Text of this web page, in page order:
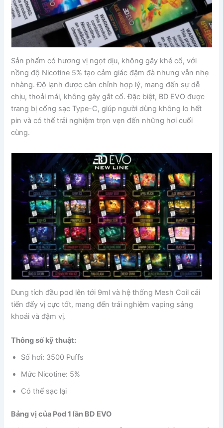
Sản phẩm có hương vị ngọt dịu, không gây khé cổ, với
nồng độ Nicotine 5% tạo cảm giác đậm đà nhưng vẫn nhẹ
nhàng. Độ lạnh được cân chỉnh hợp lý, mang đến sự dễ
chịu, thoải mái, không gây gắt cổ. Đặc biệt, BD EVO được
trang bị cổng sạc Type-C, giúp người dùng không lo hết
pin và có thể trải nghiệm trọn vẹn đến những hơi cuối
cùng.
Dung tích đầu pod lên tới 9ml và hệ thống Mesh Coil cải
tiến đẩy vị cực tốt, mang đến trải nghiệm vaping sảng
khoái và đậm vị.
Thông số kỹ thuật:
Số hơi: 3500 Puffs
Mức Nicotine: 5%
Có thể sạc lại
Bảng vị của Pod 1 lần BD EVO